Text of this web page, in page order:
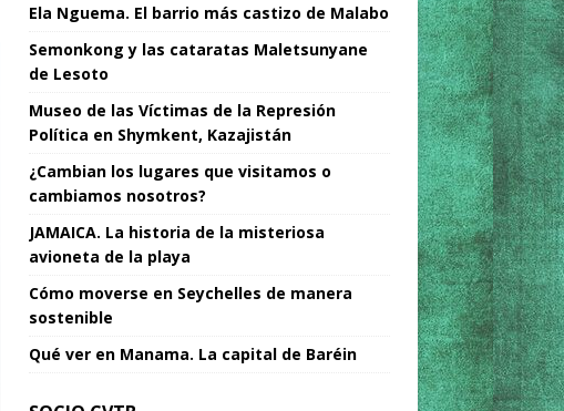
Ela Nguema. El barrio más castizo de Malabo
Semonkong y las cataratas Maletsunyane
de Lesoto
Museo de las Víctimas de la Represión
Política en Shymkent, Kazajistán
¿Cambian los lugares que visitamos o
cambiamos nosotros?
JAMAICA. La historia de la misteriosa
avioneta de la playa
Cómo moverse en Seychelles de manera
sostenible
Qué ver en Manama. La capital de Baréin